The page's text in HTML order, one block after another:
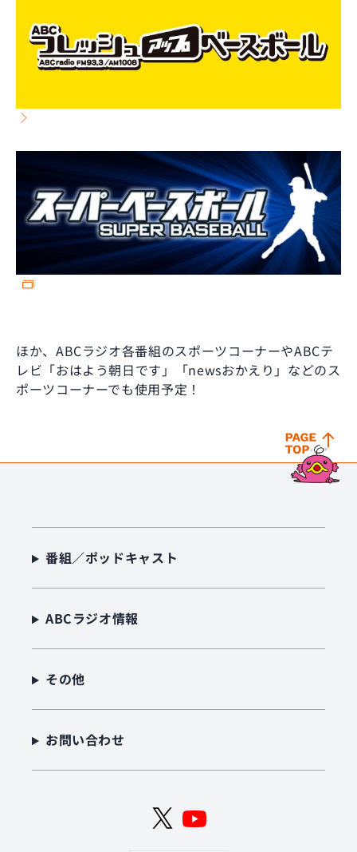
ほか、ABCラジオ各番組のスポーツコーナーやABCテ
レビ「おはよう朝日です」「newsおかえり」などのス
ポーツコーナーでも使用予定！
番組／ポッドキャスト
ABCラジオ情報
その他
お問い合わせ